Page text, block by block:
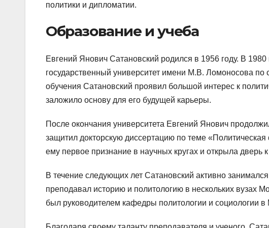
политики и дипломатии.
Образование и учеба
Евгений Янович Сатановский родился в 1956 году. В
государственный университет имени М.В. Ломоносова
обучения Сатановский проявил большой интерес к
заложило основу для его будущей карьеры.
После окончания университета Евгений Янович
защитил докторскую диссертацию по теме
ему первое признание в научных кругах и открыла дверь
В течение следующих лет Сатановский активно
преподавал историю и политологию в нескольких
был руководителем кафедры политологии и социологии в